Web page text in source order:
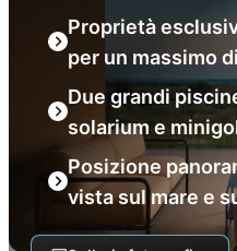
Proprietà
per un massimo
Due grandi
solarium e
Posizione
vista sul mare e